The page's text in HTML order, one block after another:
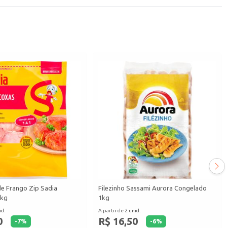
Frango Zip Sadia
-7%
Filezinho Sassami Aurora Congelado
1kg
A partir de 2 unid.
R$ 16,50 -6%